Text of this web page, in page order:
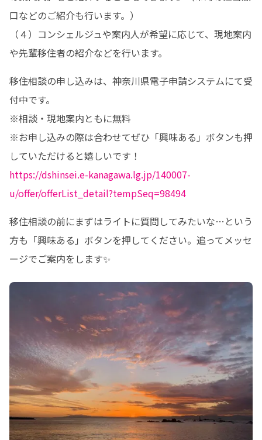
口などのご紹介も行います。）
（４）コンシェルジュや案内人が希望に応じて、現地案内
や先輩移住者の紹介などを行います。
移住相談の申し込みは、神奈川県電子申請システムにて受
付中です。
※相談・現地案内ともに無料
※お申し込みの際は合わせてぜひ「興味ある」ボタンも押
https://dshinsei.e-kanagawa.lg.jp/140007-
u/offer/offerList_detail?tempSeq=98494
移住相談の前にまずはライトに質問してみたいな…という
方も「興味ある」ボタンを押してください。追ってメッセ
ージでご案内をします✨